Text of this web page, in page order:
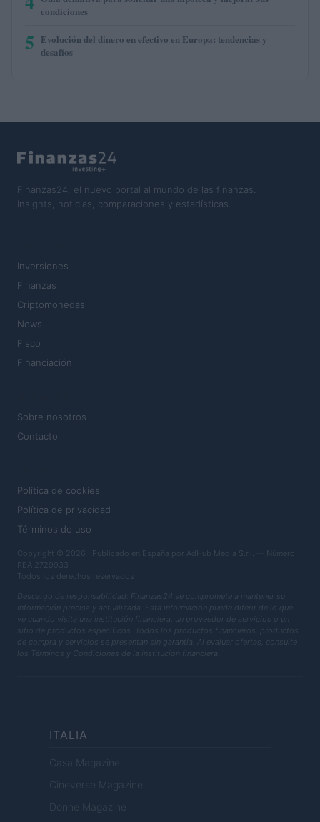
condiciones
5 Evolución del dinero en efectivo en Europa: tendencias y
desafíos
Finanzas24, el nuevo portal al mundo de las finanzas.
Insights, noticias, comparaciones y estadísticas.
Inversiones
Finanzas
Criptomonedas
News
Fisco
Financiación
Sobre nosotros
Contacto
Política de cookies
Política de privacidad
Términos de uso
Copyright © 2026 · Publicado en España por AdHub Media S.r.l. — Número
REA 2729933
Todos los derechos reservados
Descargo de responsabilidad: Finanzas24 se compromete a mantener su
información precisa y actualizada. Esta información puede diferir de lo que
ve cuando visita una institución financiera, un proveedor de servicios o un
sitio de productos específicos. Todos los productos financieros, productos
de compra y servicios se presentan sin garantía. Al evaluar ofertas, consulte
los Términos y Condiciones de la institución financiera.
ITALIA
Casa Magazine
Cineverse Magazine
Donne Magazine